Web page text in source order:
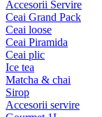
Accesorii Servire
Ceai Grand Pack
Ceai loose
Ceai Piramida
Ceai plic
Ice tea
Matcha & chai
Sirop
Accesorii servire